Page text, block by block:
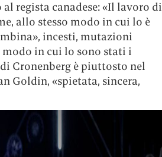
regista canadese: «Il lavoro di
allo stesso modo in cui lo è
incesti, mutazioni
in cui lo sono stati i
Cronenberg è piuttosto nel
Goldin, «spietata, sincera,